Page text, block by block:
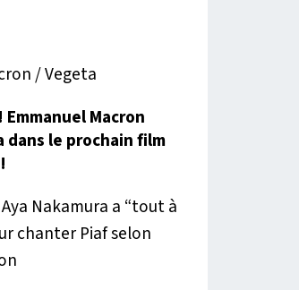
Macron
dans le prochain film